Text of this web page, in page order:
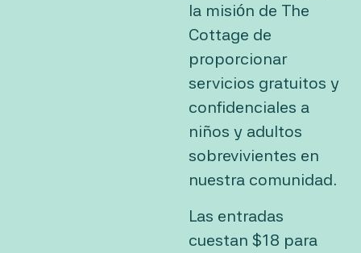
la misión de The
Cottage de
proporcionar
servicios gratuitos y
confidenciales a
niños y adultos
sobrevivientes en
nuestra comunidad.
Las entradas
cuestan $18 para